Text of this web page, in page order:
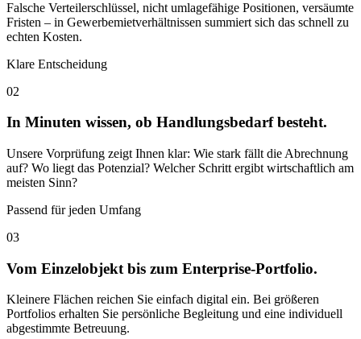
Falsche Verteilerschlüssel, nicht umlagefähige Positionen, versäumte
Fristen – in Gewerbemietverhältnissen summiert sich das schnell zu
echten Kosten.
Klare Entscheidung
02
In Minuten wissen, ob Handlungsbedarf besteht.
Unsere Vorprüfung zeigt Ihnen klar: Wie stark fällt die Abrechnung
auf? Wo liegt das Potenzial? Welcher Schritt ergibt wirtschaftlich am
meisten Sinn?
Passend für jeden Umfang
03
Vom Einzelobjekt bis zum Enterprise-Portfolio.
Kleinere Flächen reichen Sie einfach digital ein. Bei größeren
Portfolios erhalten Sie persönliche Begleitung und eine individuell
abgestimmte Betreuung.